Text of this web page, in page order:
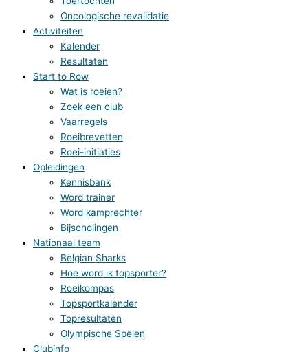
Oncologische revalidatie
Activiteiten
Kalender
Resultaten
Start to Row
Wat is roeien?
Zoek een club
Vaarregels
Roeibrevetten
Roei-initiaties
Opleidingen
Kennisbank
Word trainer
Word kamprechter
Bijscholingen
Nationaal team
Belgian Sharks
Hoe word ik topsporter?
Roeikompas
Topsportkalender
Topresultaten
Olympische Spelen
Clubinfo